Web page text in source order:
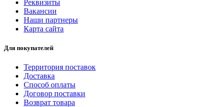
Реквизиты
Вакансии
Наши партнеры
Карта сайта
Для покупателей
Территория поставок
Доставка
Способ оплаты
Договор поставки
Возврат товара